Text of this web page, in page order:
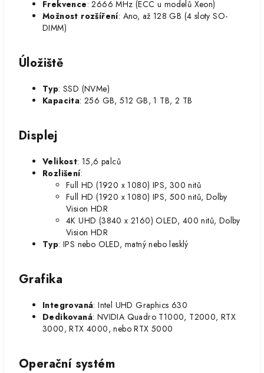
Frekvence: 2666 MHz (ECC u modelů Xeon)
Možnost rozšíření: Ano, až 128 GB (4 sloty SO-
DIMM)
Úložiště
Typ: SSD (NVMe)
Kapacita: 256 GB, 512 GB, 1 TB, 2 TB
Displej
Velikost: 15,6 palců
Rozlišení:
Full HD (1920 x 1080) IPS, 300 nitů
Full HD (1920 x 1080) IPS, 500 nitů, Dolby
Vision HDR
4K UHD (3840 x 2160) OLED, 400 nitů, Dolby
Vision HDR
Typ: IPS nebo OLED, matný nebo lesklý
Grafika
Integrovaná: Intel UHD Graphics 630
Dedikovaná: NVIDIA Quadro T1000, T2000, RTX
3000, RTX 4000, nebo RTX 5000
Operační systém